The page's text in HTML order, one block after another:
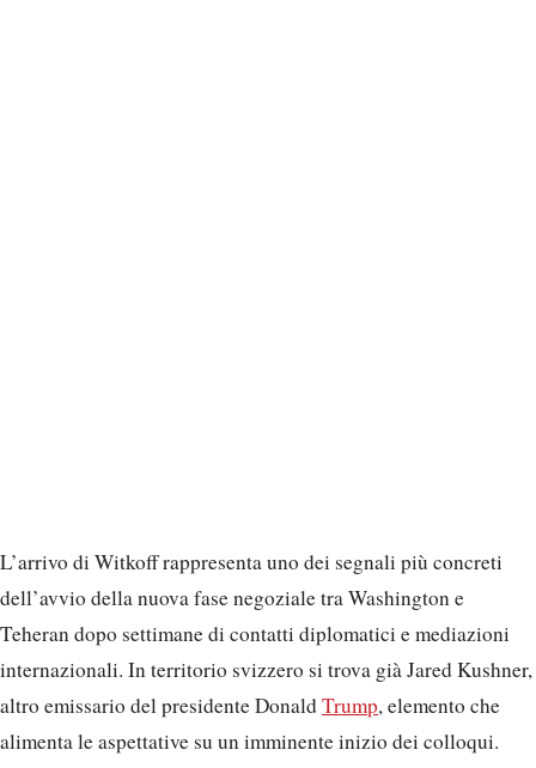
L’arrivo di Witkoff rappresenta uno dei segnali più concreti
dell’avvio della nuova fase negoziale tra Washington e
Teheran dopo settimane di contatti diplomatici e mediazioni
internazionali. In territorio svizzero si trova già Jared Kushner,
altro emissario del presidente DonaldTrump, elemento che
alimenta le aspettative su un imminente inizio dei colloqui.